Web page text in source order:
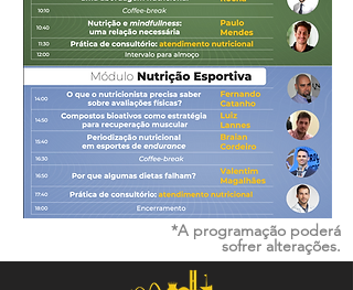
*A programação poderá
sofrer alterações.